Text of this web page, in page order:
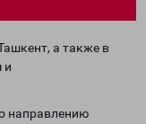
а также в
и
направлению